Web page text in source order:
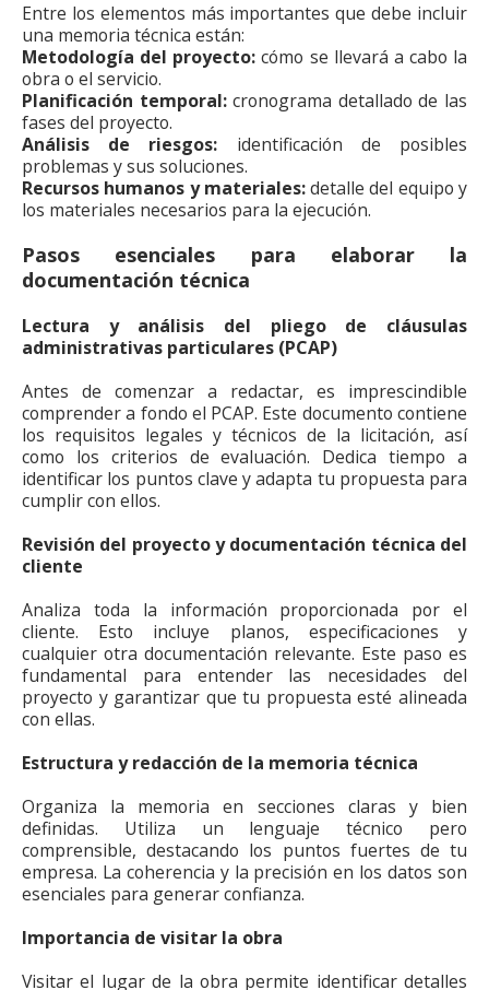
Entre los elementos más importantes que debe incluir
una memoria técnica están:
Metodología del proyecto: cómo se llevará a cabo la
obra o el servicio.
Planificación temporal:cronograma detallado de las
fases del proyecto.
Análisis de riesgos: identificación de posibles
problemas y sus soluciones.
Recursos humanos y materiales:detalle del equipo y
los materiales necesarios para la ejecución.
Pasos esenciales para elaborar la
documentación técnica
Lectura y análisis del pliego de cláusulas
administrativas particulares (PCAP)
Antes de comenzar a redactar, es imprescindible
comprender a fondo el PCAP. Este documento contiene
los requisitos legales y técnicos de la licitación, así
como los criterios de evaluación. Dedica tiempo a
identificar los puntos clave y adapta tu propuesta para
cumplir con ellos.
Revisión del proyecto y documentación técnica del
cliente
Analiza toda la información proporcionada por el
cliente. Esto incluye planos, especificaciones y
cualquier otra documentación relevante. Este paso es
fundamental para entender las necesidades del
proyecto y garantizar que tu propuesta esté alineada
con ellas.
Estructura y redacción de la memoria técnica
Organiza la memoria en secciones claras y bien
definidas. Utiliza un lenguaje técnico pero
comprensible, destacando los puntos fuertes de tu
empresa. La coherencia y la precisión en los datos son
esenciales para generar confianza.
Importancia de visitar la obra
Visitar el lugar de la obra permite identificar detalles